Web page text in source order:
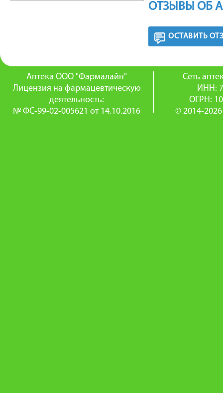
ОТЗЫВЫ ОБ
ОСТАВИТЬ
Аптека ООО "Фармалайн"
Лицензия на фармацевтическую
деятельность:
№ ФС-99-02-005621 от 14.10.2016
Сеть
ИНН:
ОГРН:
© 2014-